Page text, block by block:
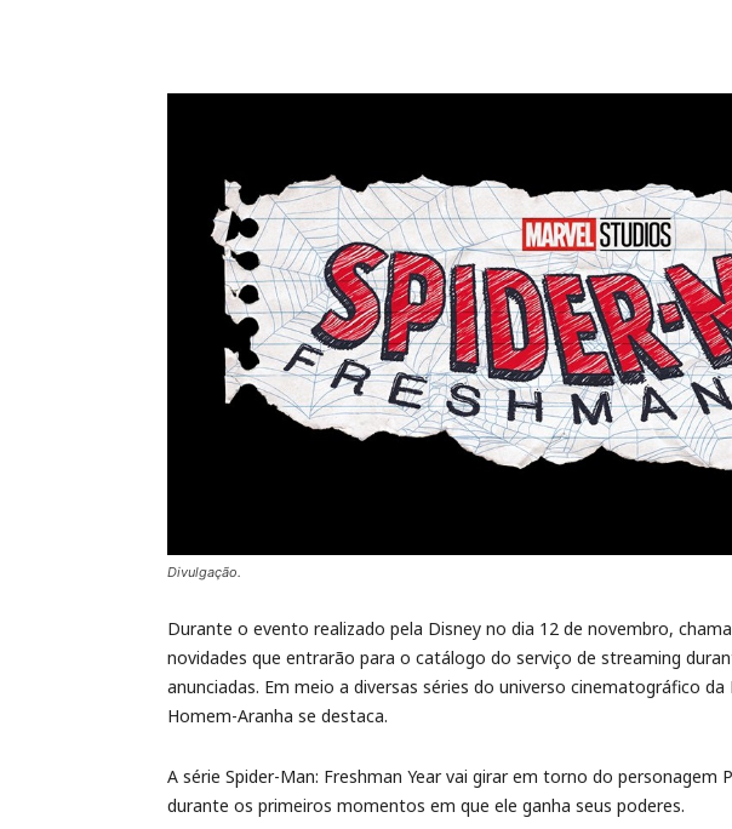
Divulgação.
Durante o evento realizado pela Disney no dia 12 de novembro,
novidades que entrarão para o catálogo do serviço de streaming
anunciadas. Em meio a diversas séries do universo cinematográfico
Homem-Aranha se destaca.
A série Spider-Man: Freshman Year vai girar em torno do personagem
durante os primeiros momentos em que ele ganha seus poderes.